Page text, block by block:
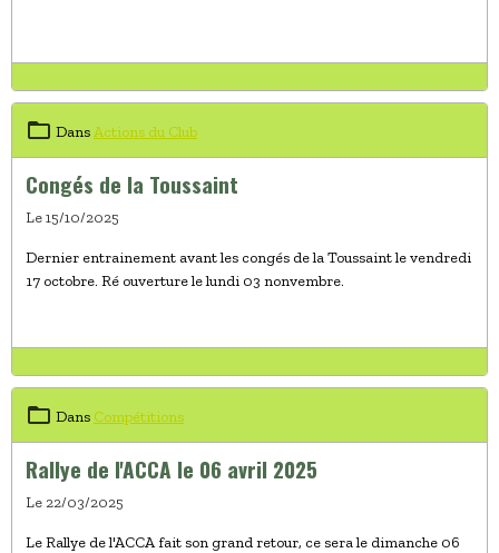
DansActions du Club
Congés de la Toussaint
Le 15/10/2025
Dernier entrainement avant les congés de la Toussaint le vendredi
17 octobre. Ré ouverture le lundi 03 nonvembre.
Dans Compétitions
Rallye de l'ACCA le 06 avril 2025
Le 22/03/2025
Le Rallye de l'ACCA fait son grand retour, ce sera le dimanche 06